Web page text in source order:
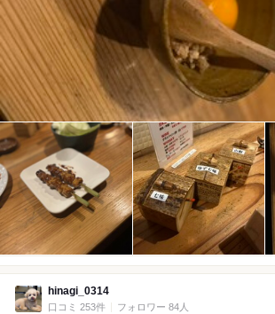
hinagi_0314
口コミ 253件 フォロワー 84人